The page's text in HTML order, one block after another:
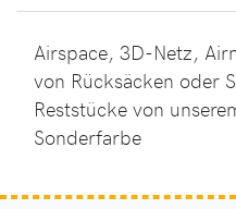
Airspace, 3D-Netz,
von Rücksäcken oder
Reststücke von
Sonderfarbe